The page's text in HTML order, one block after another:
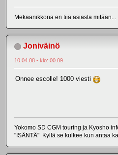
Mekaanikkona en tiiä asiasta
Joniväinö
10.04.08 - klo: 00.09
Onnee escolle! 1000 viesti
Yokomo SD CGM touring ja Kyosho
"ISÄNTÄ" Kyllä se kulkee kun antaa